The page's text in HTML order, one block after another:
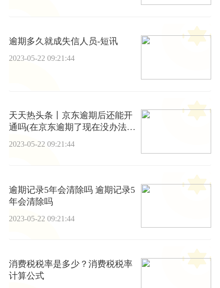
逾期多久就成失信人员-短讯
2023-05-22 09:21:44
天天热头条丨京东逾期后还能开
通吗(在京东逾期了现在没办法还
可以沟通吗)
2023-05-22 09:21:44
逾期记录5年会清除吗 逾期记录5
年会清除吗
2023-05-22 09:21:44
消费税税率是多少？消费税税率
计算公式